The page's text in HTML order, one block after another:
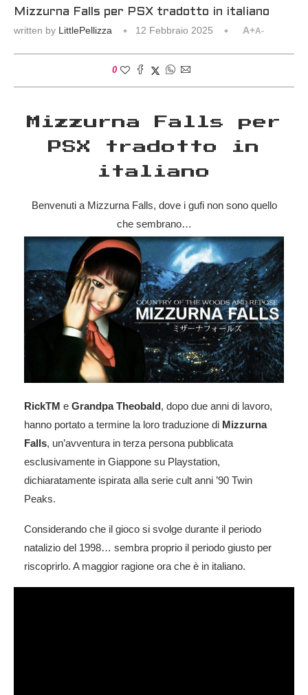
Mizzurna Falls per PSX tradotto in italiano
written by LittlePellizza 12 Febbraio 2025 A+A-
0
Mizzurna Falls per
PSX tradotto in
italiano
Benvenuti a Mizzurna Falls, dove i gufi non sono quello
che sembrano…
RickTM e Grandpa Theobald, dopo due anni di lavoro,
hanno portato a termine la loro traduzione di Mizzurna
Falls, un’avventura in terza persona pubblicata
esclusivamente in Giappone su Playstation,
dichiaratamente ispirata alla serie cult anni ’90 Twin
Peaks.
Considerando che il gioco si svolge durante il periodo
natalizio del 1998… sembra proprio il periodo giusto per
riscoprirlo. A maggior ragione ora che è in italiano.